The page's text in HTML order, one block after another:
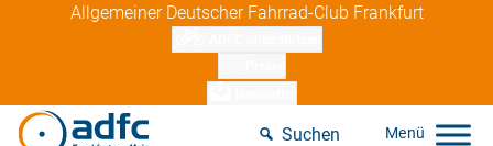
Allgemeiner Deutscher Fahrrad-Club Frankfurt
Suchen